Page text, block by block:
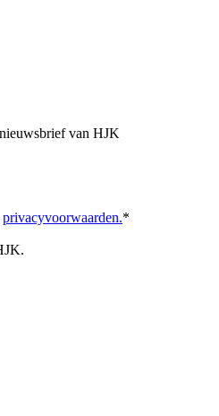
van HJK
privacyvoorwaarden.*